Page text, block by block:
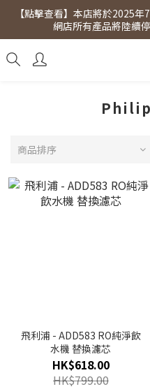
【點擊查看】會員專享 星期
31日）。滿
【點擊查看】本店將於2025
網店所有產品將陸續
【點擊查看】會員專享 星期
31日）。
商品排序
飛利浦 - ADD583 RO純淨飲
水機 替換濾芯
HK$618.00
HK$799.00